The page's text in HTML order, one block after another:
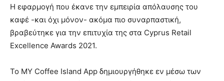
Η εφαρμογή που έκανε την εμπειρία απόλαυσης του
καφέ -και όχι μόνον- ακόμα πιο συναρπαστική,
βραβεύτηκε για την επιτυχία της στα Cyprus Retail
Excellence Awards 2021.
Το MY Coffee Island App δημιουργήθηκε εν μέσω των